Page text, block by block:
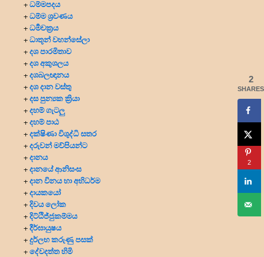
+ධම්මපදය
+ධම්ම ශ්‍රවණය
+ධර්‍මචක්‍රය
+ධාතූන් වහන්සේලා
+දශ පාරමිතාව
+දශ අකුශලය
+දශබලඥානය
+දශ දාන වස්තු
+දස පුන්‍යක ක්‍රියා
+දහම් ගැටලු
+දහම් පාඨ
+දක්ෂිණා විශුද්ධි සතර
+දරුවන් මව්පියන්ට
+දානය
+දානයේ ආනිසංස
+දාන විනය හා අභිධර්ම
+දායකයෝ
+දිවය ලෝක
+දිට්ඨිජ්ජුකම්මය
+දීර්ඝායුෂය
+දුර්ලභ කරුණු පසක්
+දේවදත්ත හිමි
2
SHARES
2